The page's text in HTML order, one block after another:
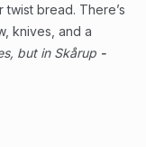
bread. There’s
knives, and a
but in Skårup -